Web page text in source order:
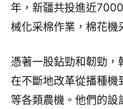
年，新疆共投進近
械化采棉作業，棉花機
憑著一股鉆勁和韌勁，
在不斷地改革從播種機
等各類農機。他們的設